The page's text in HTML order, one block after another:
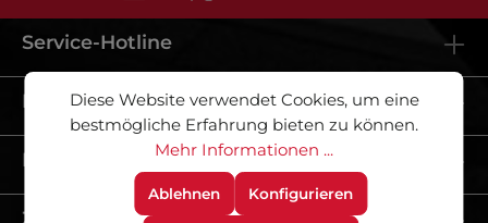
Service-Hotline
Kontakt
Informationen
Zahlungsmethoden
Diese Website verwendet Cookies, um eine
bestmögliche Erfahrung bieten zu können.
Mehr Informationen ...
Ablehnen Konfigurieren